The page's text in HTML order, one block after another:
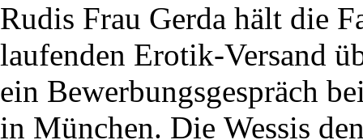
Rudis Frau Gerda hält die
laufenden Erotik-Versand
ein Bewerbungsgespräch
in München. Die Wessis